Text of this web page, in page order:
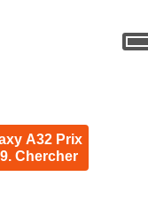
A32 Prix
Chercher